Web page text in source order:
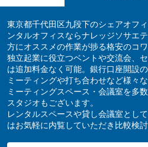
東京都千代田区九段下のシェアオフ
ンタルオフィスならナレッジソサエ
方にオススメの作業が捗る格安のコ
独立起業に役立つベントや交流会、
は追加料金なく可能。銀行口座開設の
ミーティングや打ち合わせなど様々
ミーティングスペース・会議室を多
スタジオもございます。
レンタルスペースや貸し会議室とし
はお気軽に内覧していただき比較検